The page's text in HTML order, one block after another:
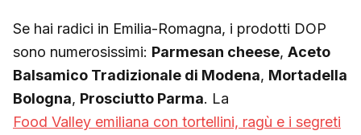
Se hai radici in Emilia-Romagna, i prodotti DOP
sono numerosissimi: Parmesan cheese, Aceto
Balsamico Tradizionale di Modena, Mortadella
Bologna, Prosciutto Parma. La
Food Valley emiliana con tortellini, ragù e i segreti